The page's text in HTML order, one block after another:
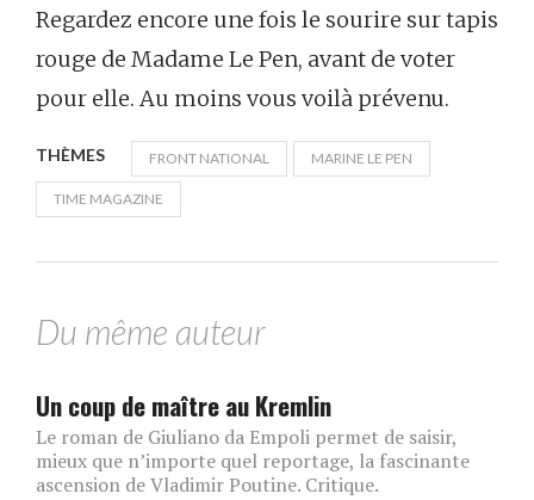
Regardez encore une fois le sourire sur tapis
rouge de Madame Le Pen, avant de voter
pour elle. Au moins vous voilà prévenu.
THÈMES FRONT NATIONAL MARINE LE PEN
TIME MAGAZINE
Du même auteur
Un coup de maître au Kremlin
Le roman de Giuliano da Empoli permet de saisir,
mieux que n’importe quel reportage, la fascinante
ascension de Vladimir Poutine. Critique.